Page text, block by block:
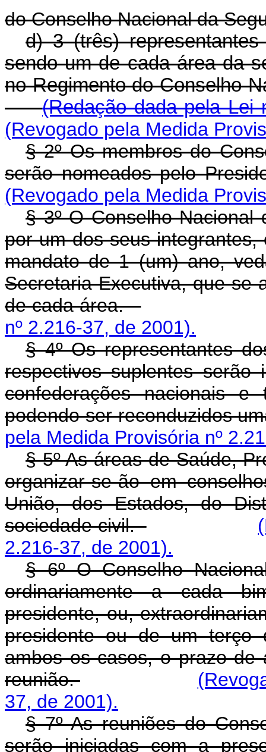
do Conselho Nacional da
d) 3 (três)
sendo um de cada área da
no Regimento do
(Redação dada pela Lei
(Revogado pela Medida
§ 2º Os membros do
serão nomeados pelo
(Revogado pela Medida
§ 3º O Conselho Nacional
por um dos seus
mandato de 1 (um) ano,
Secretaria-Executiva, que se
de cada área.
nº 2.216-37, de 2001).
§ 4º Os representantes
respectivos suplentes serão
confederações nacionais
podendo ser reconduzidos
pela Medida Provisória nº
§ 5º As áreas de Saúde,
organizar-se-ão em
União, dos Estados, do
sociedade civil.
2.216-37, de 2001).
§ 6º O Conselho
ordinariamente a cada
presidente, ou,
presidente ou de um terço
ambos os casos, o prazo
reunião.
37, de 2001).
§ 7º As reuniões do
serão iniciadas com a